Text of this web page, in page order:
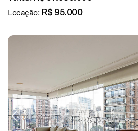
Locação: R$ 95.000